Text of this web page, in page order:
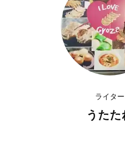
ライター
うたた